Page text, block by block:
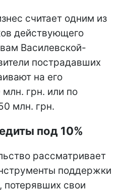
считает одним из
действующего
Василевской-
пострадавших
на его
грн. или по
млн. грн.
под 10%
рассматривает
поддержки
потерявших свои